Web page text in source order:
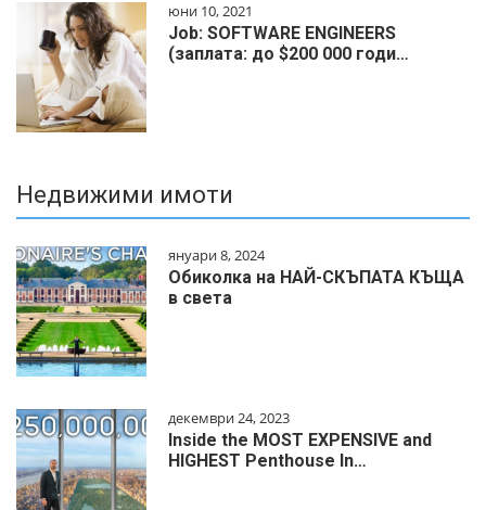
юни 10, 2021
Job: SOFTWARE ENGINEERS
(заплата: до $200 000 годи…
Недвижими имоти
януари 8, 2024
Обиколка на НАЙ-СКЪПАТА КЪЩА
в света
декември 24, 2023
Inside the MOST EXPENSIVE and
HIGHEST Penthouse In…